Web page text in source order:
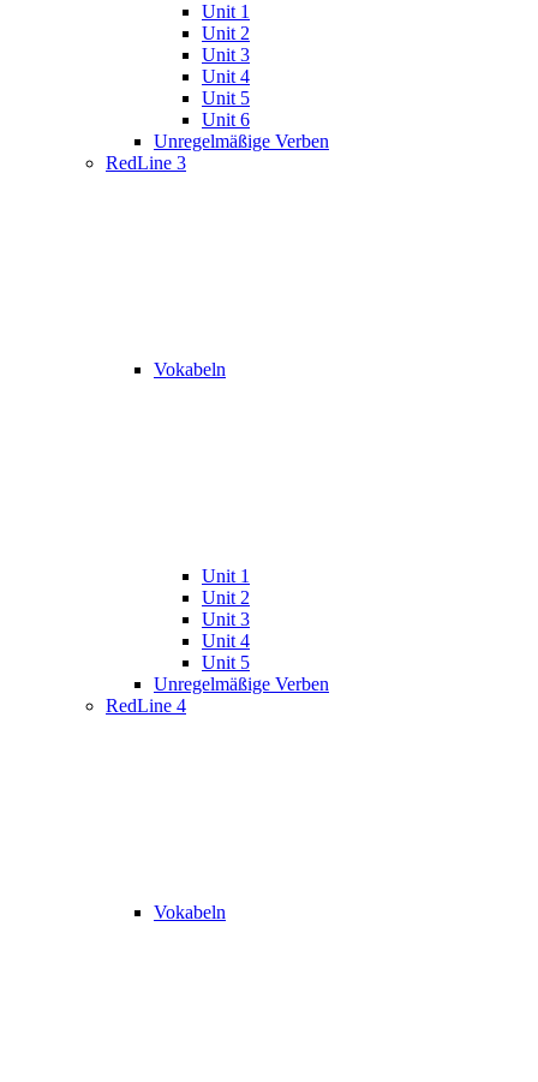
Unit 1
Unit 2
Unit 3
Unit 4
Unit 5
Unit 6
Unregelmäßige Verben
RedLine 3
Vokabeln
Unit 1
Unit 2
Unit 3
Unit 4
Unit 5
Unregelmäßige Verben
RedLine 4
Vokabeln